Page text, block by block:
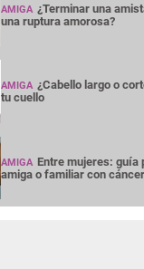
AMIGA ¿Terminar una
una ruptura amorosa?
AMIGA ¿Cabello largo o
tu cuello
AMIGA Entre mujeres: guía
amiga o familiar con